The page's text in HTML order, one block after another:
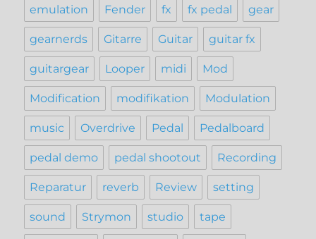
emulation Fender fx fx pedal gear
gearnerds Gitarre Guitar guitar fx
guitargear Looper midi Mod
Modification modifikation Modulation
music Overdrive Pedal Pedalboard
pedal demo pedal shootout Recording
Reparatur reverb Review setting
sound Strymon studio tape